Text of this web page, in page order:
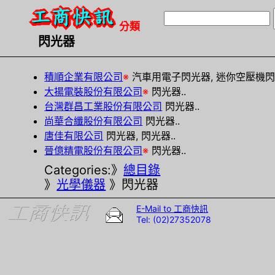
分類
閃光器
積順企業有限公司 ※汽車用電子閃光器, 迷你空壓機
大揚電裝股份有限公司 ※ 閃光器..
台灣群昌工業股份有限公司 閃光器..
尚華合纖股份有限公司 閃光器..
唐佳有限公司 閃光器, 閃光器..
晉億精電股份有限公司 ※ 閃光器..
Categories:》 總目錄
》 光學儀器 》閃光器
E-Mail to 工商快訊
Tel: (02)27352078